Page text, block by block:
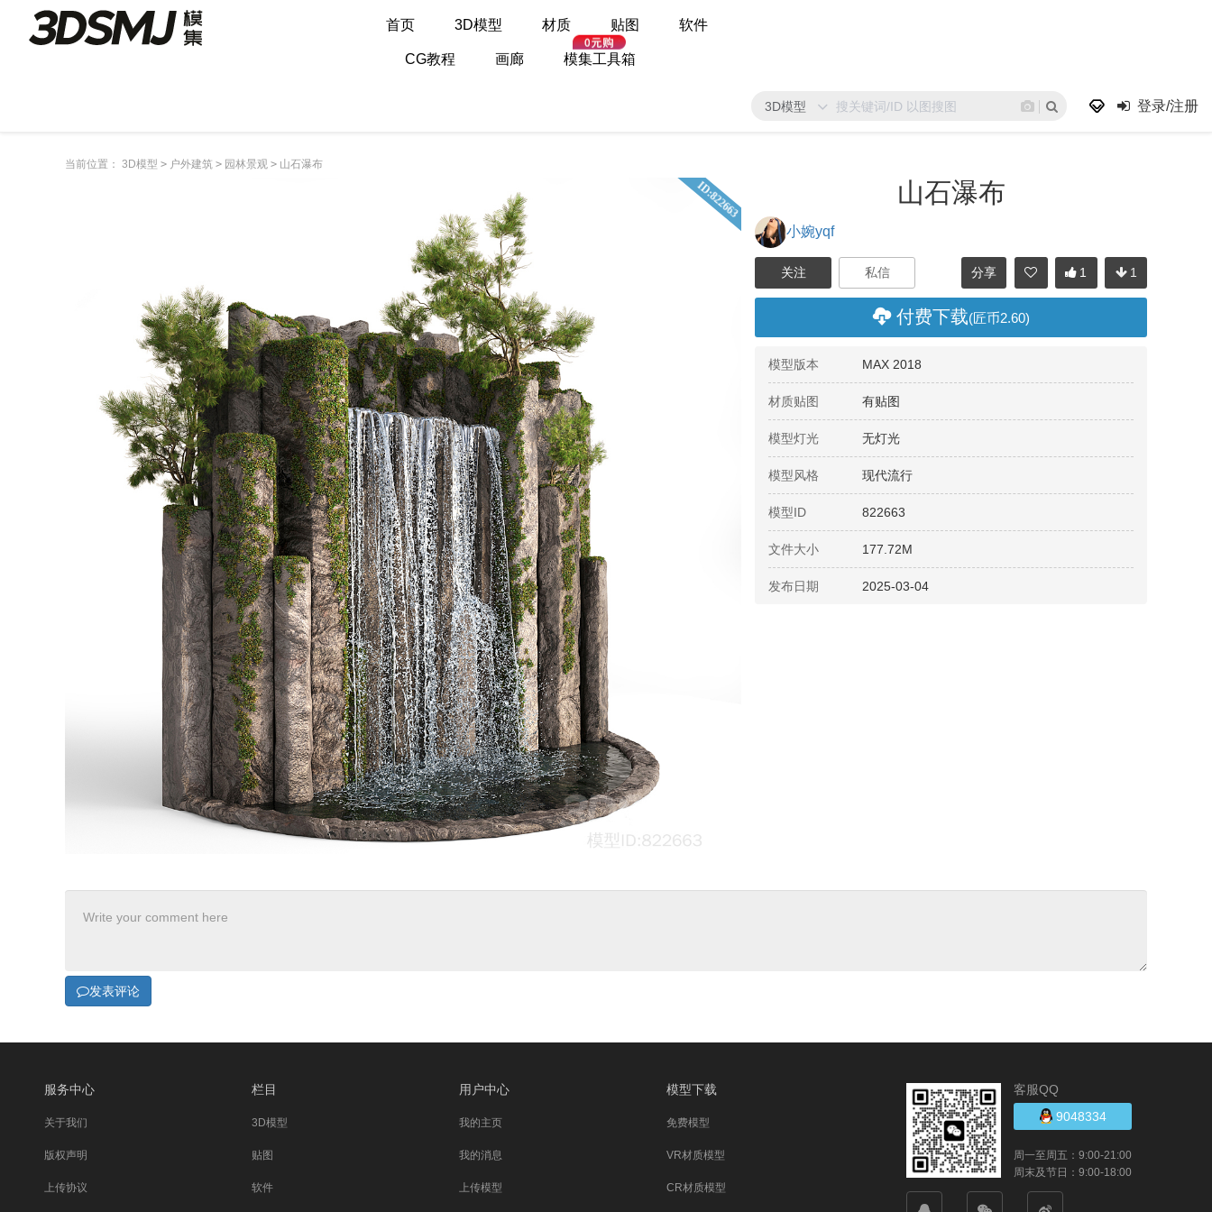
首页 3D模型 材质 贴图 软件
CG教程 画廊 模集工具箱
3D模型 登录/注册
当前位置： 3D模型 > 户外建筑 > 园林景观 > 山石瀑布
ID:822663 山石瀑布
小婉yqf
1
1
分享
付费下载(匠币2.60)
模型版本 MAX 2018
材质贴图 有贴图
模型灯光 无灯光
模型风格 现代流行
模型ID 822663
文件大小 177.72M
发布日期 2025-03-04
发表评论
服务中心
关于我们
版权声明
上传协议
栏目
3D模型
贴图
软件
用户中心
我的主页
我的消息
上传模型
模型下载
免费模型
VR材质模型
CR材质模型
客服QQ
9048334
周一至周五：9:00-21:00
周末及节日：9:00-18:00